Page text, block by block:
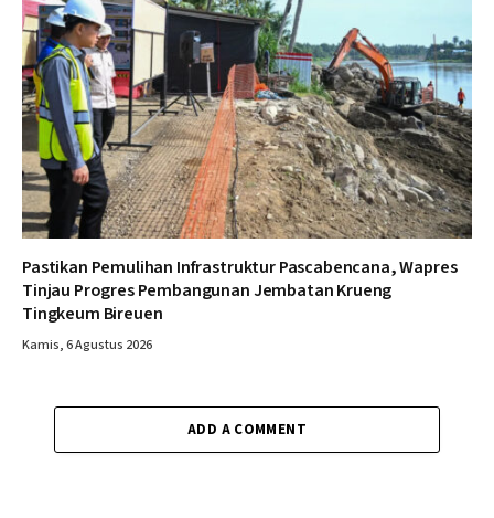
Pastikan Pemulihan Infrastruktur Pascabencana, Wapres
Tinjau Progres Pembangunan Jembatan Krueng
Tingkeum Bireuen
Kamis, 6 Agustus 2026
ADD A COMMENT